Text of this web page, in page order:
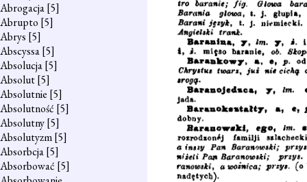
Abrogacja[5]
Abrupto [5]
Abrys [5]
Abscyssa[5]
Absolucja[5]
Absolut[5]
Absolutnie [5]
Absolutność [5]
Absolutny[5]
Absolutyzm[5]
Absorbcja[5]
Absorbować [5]